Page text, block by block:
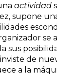
actividad
supone
se
sus
de
a la